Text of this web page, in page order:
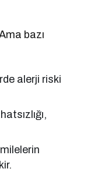
bazı
alerji riski